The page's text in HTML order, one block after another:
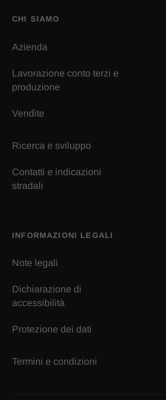
CHI SIAMO
Azienda
Lavorazione conto terzi e
produzione
Vendite
Ricerca e sviluppo
Contatti e indicazioni
stradali
INFORMAZIONI LEGALI
Note legali
Dichiarazione di
accessibilità
Protezione dei dati
Termini e condizioni